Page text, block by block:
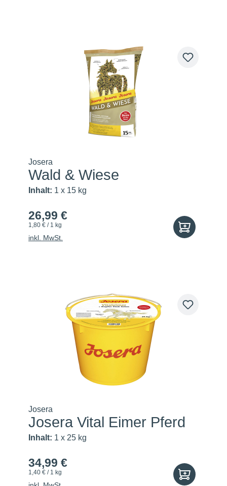
Josera
Wald & Wiese
Inhalt: 1 x 15 kg
26,99 €
1,80 € / 1 kg
inkl. MwSt.
Josera
Josera Vital Eimer Pferd
Inhalt: 1 x 25 kg
34,99 €
1,40 € / 1 kg